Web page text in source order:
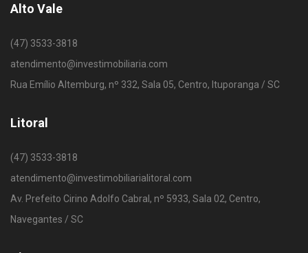
Alto Vale
(47) 3533-3818
atendimento@investimobiliaria.com
Rua Emílio Altemburg, nº 332, Sala 05, Centro, Ituporanga / SC
Litoral
(47) 3533-3818
atendimento@investimobiliarialitoral.com
Av. Prefeito Cirino Adolfo Cabral, nº 5933, Sala 02, Centro,
Navegantes / SC